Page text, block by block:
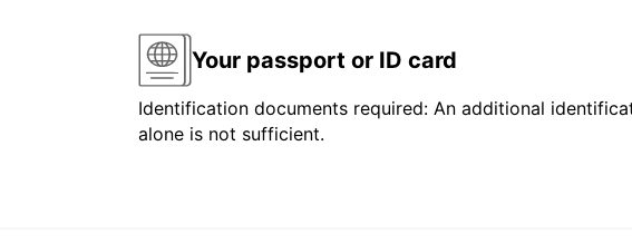
Your passport or ID card
Identification documents required: An additional
alone is not sufficient.